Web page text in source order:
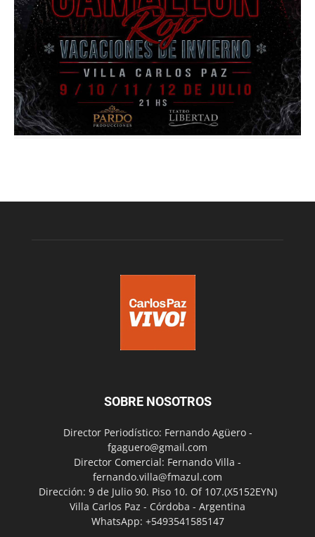
SOBRE NOSOTROS
Director Periodístico: Fernando Agüero -
fgaguero@gmail.com
Director Comercial: Fernando Villa -
fernando.villa@fmazul.com
Dirección: 9 de Julio 90. Piso 10. Of 107.(X5152EYN)
Villa Carlos Paz - Córdoba - Argentina
WhatsApp: +5493541585147